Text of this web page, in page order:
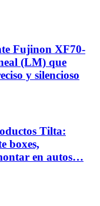
Fujinon XF70-
(LM) que
y silencioso
Tilta:
boxes,
en autos…